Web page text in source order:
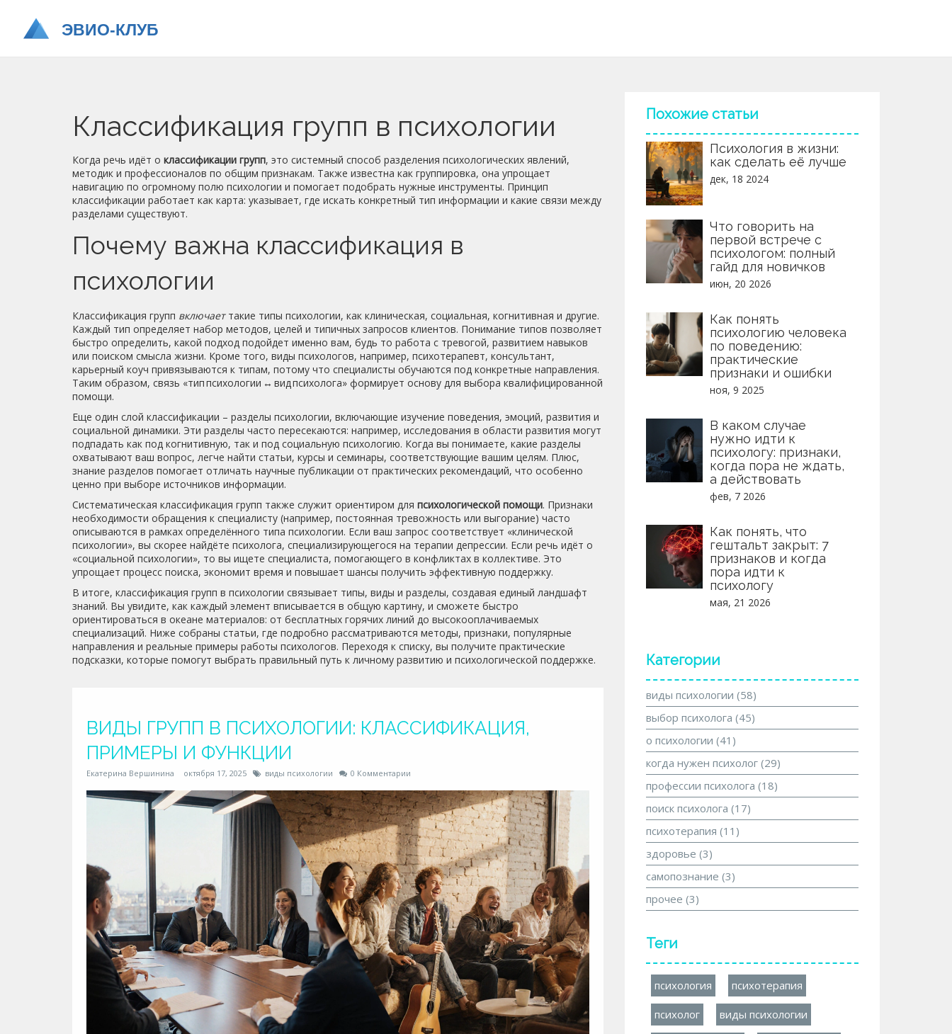
Классификация групп в психологии
Когда речь идёт о классификации групп, это системный способ разделения психологических явлений,
методик и профессионалов по общим признакам. Также известна как группировка, она упрощает
навигацию по огромному полю психологии и помогает подобрать нужные инструменты. Принцип
классификации работает как карта: указывает, где искать конкретный тип информации и какие связи между
разделами существуют.
Почему важна классификация в
психологии
Классификация групп включаеттакие типы психологии, как клиническая, социальная, когнитивная и другие.
Каждый тип определяет набор методов, целей и типичных запросов клиентов. Понимание типов позволяет
быстро определить, какой подход подойдет именно вам, будь то работа с тревогой, развитием навыков
или поиском смысла жизни. Кроме того, виды психологов, например, психотерапевт, консультант,
карьерный коуч привязываются к типам, потому что специалисты обучаются под конкретные направления.
Таким образом, связь «тип психологии ↔ вид психолога» формирует основу для выбора квалифицированной
помощи.
Еще один слой классификации – разделы психологии, включающие изучение поведения, эмоций, развития и
социальной динамики. Эти разделы часто пересекаются: например, исследования в области развития могут
подпадать как под когнитивную, так и под социальную психологию. Когда вы понимаете, какие разделы
охватывают ваш вопрос, легче найти статьи, курсы и семинары, соответствующие вашим целям. Плюс,
знание разделов помогает отличать научные публикации от практических рекомендаций, что особенно
ценно при выборе источников информации.
Систематическая классификация групп также служит ориентиром для психологической помощи. Признаки
необходимости обращения к специалисту (например, постоянная тревожность или выгорание) часто
описываются в рамках определённого типа психологии. Если ваш запрос соответствует «клинической
психологии», вы скорее найдёте психолога, специализирующегося на терапии депрессии. Если речь идёт о
«социальной психологии», то вы ищете специалиста, помогающего в конфликтах в коллективе. Это
упрощает процесс поиска, экономит время и повышает шансы получить эффективную поддержку.
В итоге, классификация групп в психологии связывает типы, виды и разделы, создавая единый ландшафт
знаний. Вы увидите, как каждый элемент вписывается в общую картину, и сможете быстро
ориентироваться в океане материалов: от бесплатных горячих линий до высокооплачиваемых
специализаций. Ниже собраны статьи, где подробно рассматриваются методы, признаки, популярные
направления и реальные примеры работы психологов. Переходя к списку, вы получите практические
подсказки, которые помогут выбрать правильный путь к личному развитию и психологической поддержке.
ВИДЫ ГРУПП В ПСИХОЛОГИИ: КЛАССИФИКАЦИЯ,
ПРИМЕРЫ И ФУНКЦИИ
Екатерина Вершинина октября 17, 2025 виды психологии 0 Комментарии
Похожие статьи
Психология в жизни:
как сделать её лучше
дек, 18 2024
Что говорить на
первой встрече с
психологом: полный
гайд для новичков
июн, 20 2026
Как понять
психологию человека
по поведению:
практические
признаки и ошибки
ноя, 9 2025
В каком случае
нужно идти к
психологу: признаки,
когда пора не ждать,
а действовать
фев, 7 2026
Как понять, что
гештальт закрыт: 7
признаков и когда
пора идти к
психологу
мая, 21 2026
Категории
виды психологии (58)
выбор психолога (45)
о психологии (41)
когда нужен психолог (29)
профессии психолога (18)
поиск психолога (17)
психотерапия (11)
здоровье (3)
самопознание (3)
прочее (3)
Теги
психология психотерапия
психолог виды психологии